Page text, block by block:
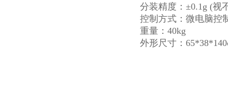
分装精度：±0.1g (视
控制方式：微电脑控
重量：40kg
外形尺寸：